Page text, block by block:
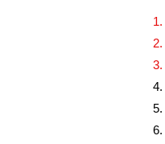
1.
2.
3.
4.
5.
6.